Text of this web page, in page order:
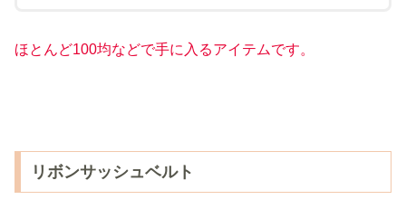
ほとんど100均などで手に入るアイテムです。
リボンサッシュベルト